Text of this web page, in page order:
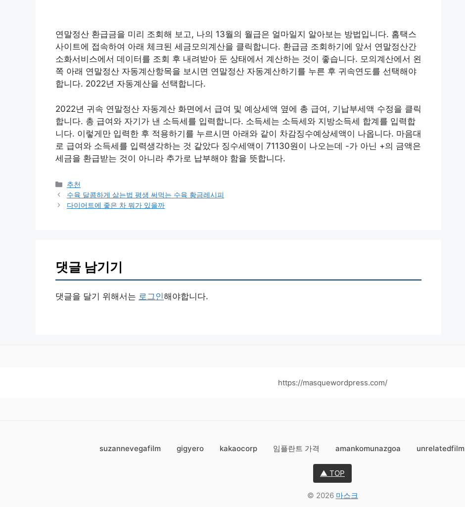
연말정산 환급금을 미리 조회해 보고, 나의 13월의 월급은 얼마일지 알아보는 방법입니다. 홈택스
사이트에 접속하여 아래 체크된 세금모의계산을 클릭합니다. 환급금 조회하기에 앞서 연말정산간
소화서비스에서 데이터를 조회 후 내려받아 둔 상태에서 계산하는 것이 좋습니다. 모의계산에서 왼
쪽 아래 연말정산 자동계산항목을 보시면 연말정산 자동계산하기를 누른 후 귀속연도를 선택해야
합니다. 2022년 자동계산을 선택합니다.
2022년 귀속 연말정산 자동계산 화면에서 급여 및 예상세액 옆에 총 급여, 기납부세액 수정을 클릭
합니다. 총 급여와 자기가 낸 소득세를 입력합니다. 소득세는 소득세와 지방소득세 합계를 입력합
니다. 이렇게만 입력한 후 적용하기를 누르시면 아래와 같이 차감징수예상세액이 나옵니다. 마음대
로 급여와 소득세를 입력생각하는 것 같았다 징수세액이 71130원이 나오는데 -가 아닌 +의 금액은
세금을 환급받는 것이 아니라 추가로 납부해야 함을 뜻합니다.
카
테
고
추천
수육 달콤하게 삶는법 평생 써먹는 수육 황금레시피
다이어트에 좋은 차 뭐가 있을까
댓글 남기기
댓글을 달기 위해서는 로그인해야합니다.
https://masquewordpress.com/
suzannevegafilm gigyero kakaocorp 임플란트 가격 amankomunazgoa unrelatedfilm
▲ TOP
© 2026 마스크